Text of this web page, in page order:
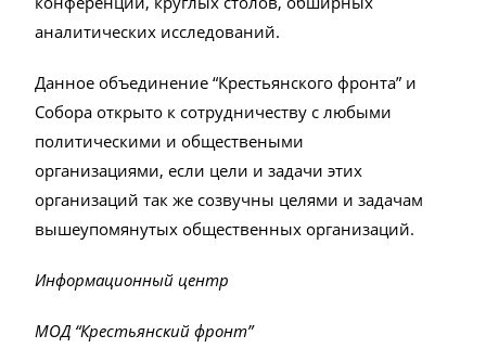
аналитических исследований.
Данное объединение “Крестьянского фронта” и
Собора открыто к сотрудничеству с любыми
политическими и обществеными
организациями, если цели и задачи этих
организаций так же созвучны целями и задачам
вышеупомянутых общественных организаций.
Информационный центр
МОД “Крестьянский фронт”